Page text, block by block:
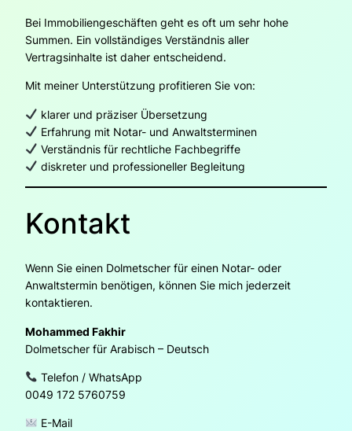
Bei Immobiliengeschäften geht es oft um sehr hohe
Summen. Ein vollständiges Verständnis aller
Vertragsinhalte ist daher entscheidend.
Mit meiner Unterstützung profitieren Sie von:
klarer und präziser Übersetzung
Erfahrung mit Notar- und Anwaltsterminen
Verständnis für rechtliche Fachbegriffe
diskreter und professioneller Begleitung
Kontakt
Wenn Sie einen Dolmetscher für einen Notar- oder
Anwaltstermin benötigen, können Sie mich jederzeit
kontaktieren.
Mohammed Fakhir
Dolmetscher für Arabisch – Deutsch
Telefon / WhatsApp
0049 172 5760759
E-Mail